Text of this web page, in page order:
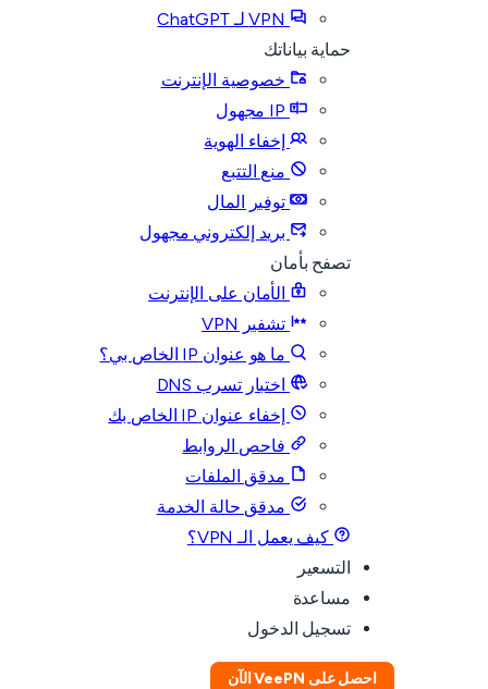
VPN لـ ChatGPT
حماية بياناتك
خصوصية الإنترنت
IP مجهول
إخفاء الهوية
منع التتبع
توفير المال
بريد إلكتروني مجهول
تصفح بأمان
الأمان على الإنترنت
تشفير VPN
ما هو عنوان IP الخاص بي؟
اختبار تسرب DNS
إخفاء عنوان IP الخاص بك
فاحص الروابط
مدقق الملفات
مدقق حالة الخدمة
كيف يعمل الـ VPN؟
التسعير
مساعدة
تسجيل الدخول
احصل على VeePN الآن